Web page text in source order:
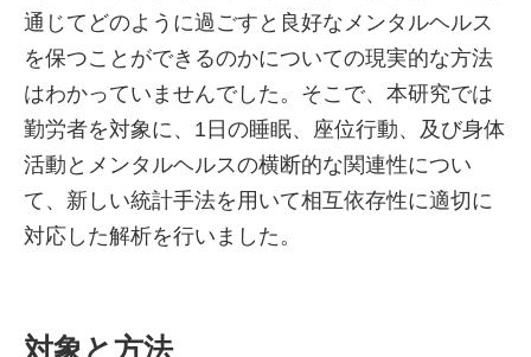
通じてどのように過ごすと良好なメンタルヘルス
を保つことができるのかについての現実的な方法
はわかっていませんでした。そこで、本研究では
勤労者を対象に、1日の睡眠、座位行動、及び身体
活動とメンタルヘルスの横断的な関連性につい
て、新しい統計手法を用いて相互依存性に適切に
対応した解析を行いました。
対象と方法